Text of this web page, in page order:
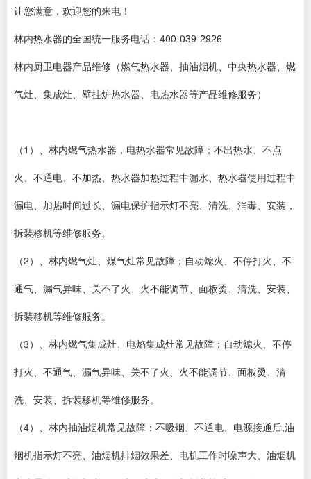
让您满意，欢迎您的来电！
林内热水器的全国统一服务电话：400-039-2926
林内厨卫电器产品维修（燃气热水器、抽油烟机、中央热水器、燃
气灶、集成灶、壁挂炉热水器、电热水器等产品维修服务）
（1）、林内燃气热水器，电热水器常见故障；不出热水、不点
火、不通电、不加热、热水器加热过程中漏水、热水器使用过程中
漏电、加热时间过长、漏电保护指示灯不亮、清洗、消毒、安装，
拆装移机等维修服务。
（2）、林内燃气灶、煤气灶常见故障；自动熄火、不停打火、不
通气、漏气异味、关不了火、火不能调节、面板烫、清洗、安装、
拆装移机等维修服务。
（3）、林内燃气集成灶、电焰集成灶常见故障；自动熄火、不停
打火、不通气、漏气异味、关不了火、火不能调节、面板烫、清
洗、安装、拆装移机等维修服务。
（4）、林内抽油烟机常见故障：不吸烟、不通电、电源接通后,油
烟机指示灯不亮、油烟机排烟效果差、电机工作时噪声大、油烟机